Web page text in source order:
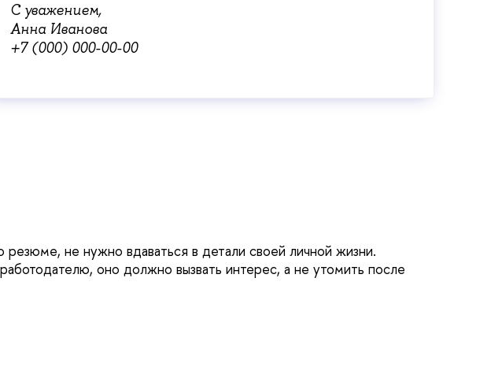
С уважением,
Анна Иванова
+7 (000) 000-00-00
не нужно вдаваться в детали своей личной жизни.
оно должно вызвать интерес, а не утомить после